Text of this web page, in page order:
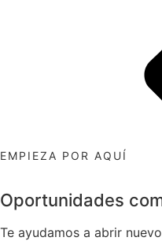
EMPIEZA POR AQUÍ
Oportunidades
Te ayudamos a abrir